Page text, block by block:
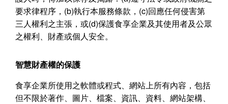
要求律程序， (b)執行本服務條款， (c)回應任何侵害第
三人權利之主張，或(d)保護食享企業及其使用者及公眾
之權利、財產或個人安全。
智慧財產權的保護
食享企業所使用之軟體或程式、網站上所有內容，包括
但不限於著作、圖片、檔案、資訊、資料、網站架構、